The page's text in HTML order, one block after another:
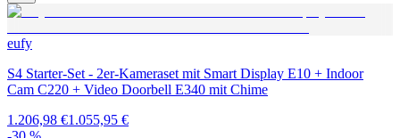
eufy
S4 Starter-Set - 2er-Kameraset mit Smart Display E10 + Indoor
Cam C220 + Video Doorbell E340 mit Chime
1.206,98 €1.055,95 €